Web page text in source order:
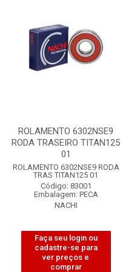
ROLAMENTO 6302NSE9
RODA TRASEIRO TITAN125
01
ROLAMENTO 6302NSE9 RODA
TRAS TITAN125 01
Código: 83001
Embalagem: PECA
NACHI
Faça seu login ou
cadastre-se para
ver preços e
comprar